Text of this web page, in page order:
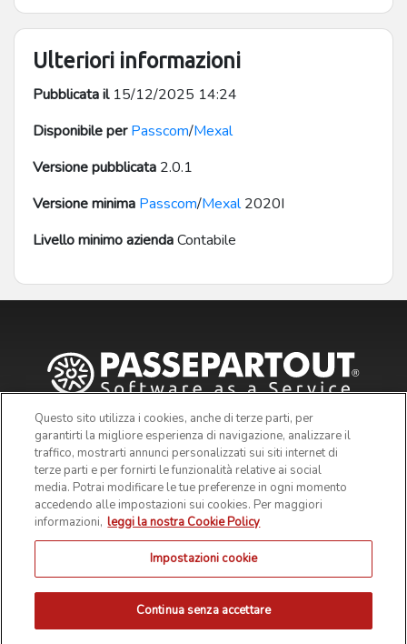
Ulteriori informazioni
Pubblicata il15/12/2025 14:24
Disponibile per Passcom/Mexal
Versione pubblicata 2.0.1
Versione minima Passcom/Mexal2020I
Livello minimo aziendaContabile
© 2019 Passepartout s.p.a. - c/o SM HUB - Via Consiglio dei
Sessanta 99, 47891 Dogana Repubblica di San Marino - Codice
Operatore Economico SM03473 - Iscrizione Registro Società n° 6210
del 6 agosto 2010 - Iscrizione Registro delle attività e-commerce n°
Questo sito utilizza i cookies, anche di terze parti, per
garantirti la migliore esperienza di navigazione, analizzare il
traffico, mostrarti annunci personalizzati sui siti internet di
terze parti e per fornirti le funzionalità relative ai social
media. Potrai modificare le tue preferenze in ogni momento
accedendo alle impostazioni sui cookies. Per maggiori
informazioni, leggi la nostra Cookie Policy
Impostazioni cookie
Continua senza accettare